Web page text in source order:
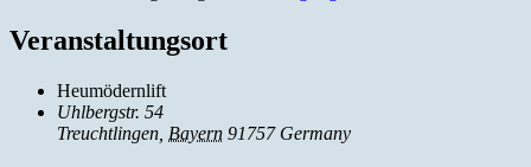
Veranstaltungsort
Heumödernlift
Uhlbergstr. 54
Treuchtlingen Bayern 91757 Germany